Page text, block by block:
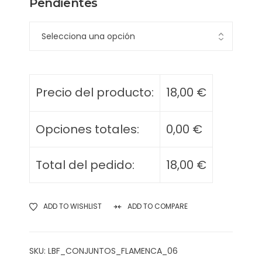
Pendientes
Precio del producto: 18,00 €
Opciones totales: 0,00 €
Total del pedido: 18,00 €
ADD TO WISHLIST ADD TO COMPARE
SKU: LBF_CONJUNTOS_FLAMENCA_06